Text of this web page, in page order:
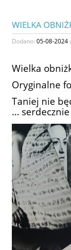
WIELKA
Dodano: 05-08-2024
Wielka
Oryginalne
Taniej nie
...